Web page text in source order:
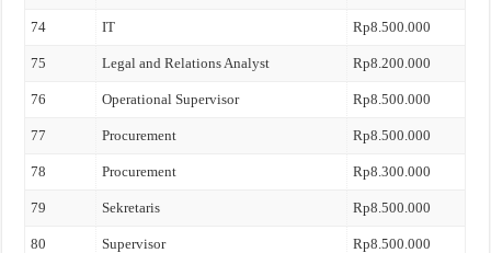
74 IT Rp8.500.000
75 Legal and Relations Analyst Rp8.200.000
76 Operational Supervisor Rp8.500.000
77 Procurement Rp8.500.000
78 Procurement Rp8.300.000
79 Sekretaris Rp8.500.000
80 Supervisor Rp8.500.000